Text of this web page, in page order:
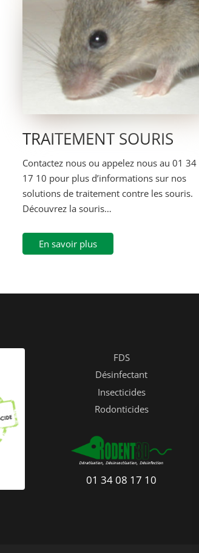
TRAITEMENT SOURIS
Contactez nous ou appelez nous au 01 34
17 10 pour plus d’informations sur nos
solutions de traitement contre les souris.
Découvrez la souris…
En savoir plus
FDS
Désinfectant
Insecticides
Rodonticides
01 34 08 17 10